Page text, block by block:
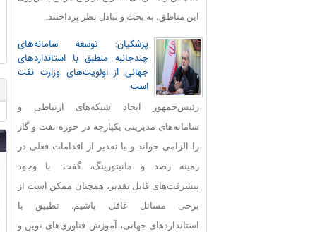
این مناطق، به بحث و تبادل نظر پرداختند.
پزشکیان: توسعه سامانه‌های
چندجانبه منطبق با استانداردهای
جهانی از اولویت‌های وزارت نفت
است
رئیس‌جمهور ایجاد شبکه‌های ارتباطی و
سامانه‌های مدیریتی یکپارچه در حوزه نفت و گاز
را الزامی خواند و با تقدیر از اقدامات فعلی در
زمینه رصد و مانیتورینگ، گفت: با وجود
پیشرفت‌های قابل‌ تقدیر، همچنان ممکن است از
برخی مسائل غافل باشیم. تطبیق با
استانداردهای جهانی، آموزش فناوری‌های نوین و